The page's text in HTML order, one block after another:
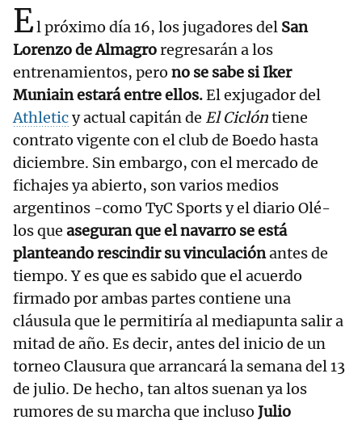
El próximo día 16, los jugadores del San
Lorenzo de Almagroregresarán a los
entrenamientos, pero no se sabe si Iker
Muniain estará entre ellos.El exjugador del
Athleticy actual capitán de El Ciclóntiene
contrato vigente con el club de Boedo hasta
diciembre. Sin embargo, con el mercado de
fichajes ya abierto, son varios medios
argentinos -como TyC Sports y el diario Olé-
los que aseguran que el navarro se está
planteando rescindir su vinculaciónantes de
tiempo. Y es que es sabido que el acuerdo
firmado por ambas partes contiene una
cláusula que le permitiría al mediapunta salir a
mitad de año. Es decir, antes del inicio de un
torneo Clausura que arrancará la semana del 13
de julio. De hecho, tan altos suenan ya los
rumores de su marcha que incluso Julio